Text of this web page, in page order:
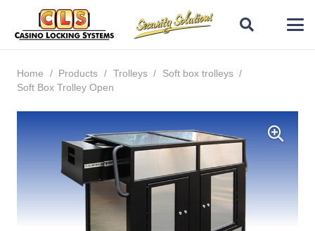
Home / Products / Trolleys / Soft box trolleys /
Soft Box Trolley Open